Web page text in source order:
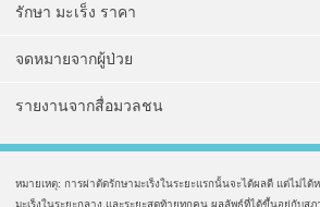
รักษา มะเร็ง ราคา
จดหมายจากผู้ป่วย
รายงานจากสื่อมวลชน
หมายเหตุ: การผ่าตัดรักษามะเร็งในระยะแรกนั้นจะได้ผลดี แต่ไม่ไ
มะเร็งในระยะกลาง และระยะสุดท้ายทุกคน ผลลัพธ์ที่ได้ขึ้นอยู่กับส